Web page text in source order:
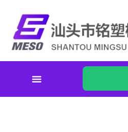
真空流量要求工具